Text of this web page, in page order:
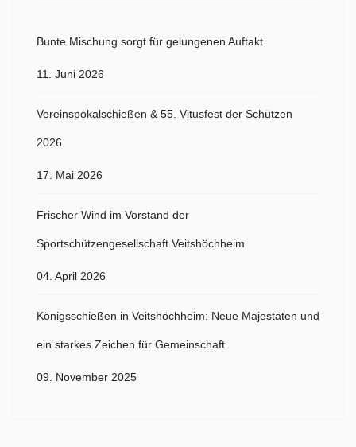
Bunte Mischung sorgt für gelungenen Auftakt
11. Juni 2026
Vereinspokalschießen & 55. Vitusfest der Schützen
2026
17. Mai 2026
Frischer Wind im Vorstand der
Sportschützengesellschaft Veitshöchheim
04. April 2026
Königsschießen in Veitshöchheim: Neue Majestäten und
ein starkes Zeichen für Gemeinschaft
09. November 2025